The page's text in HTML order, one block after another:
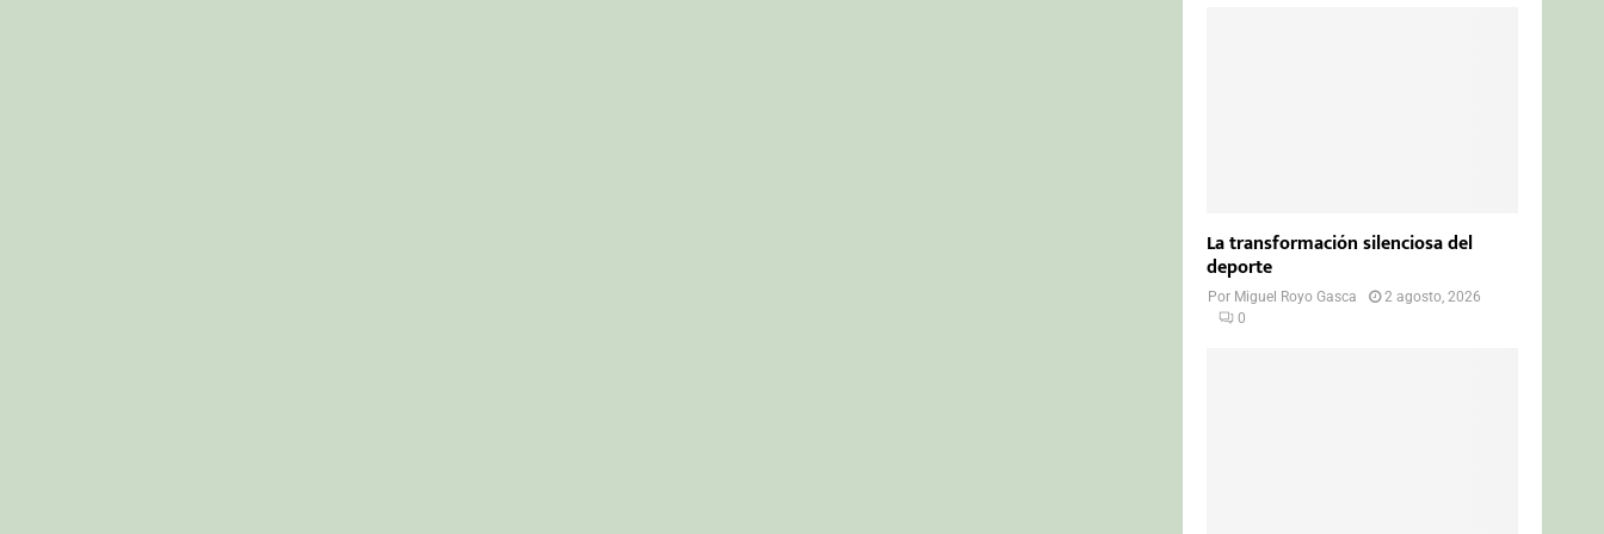
La transformación silenciosa del
deporte
Por Miguel Royo Gasca
2 agosto, 2026
0